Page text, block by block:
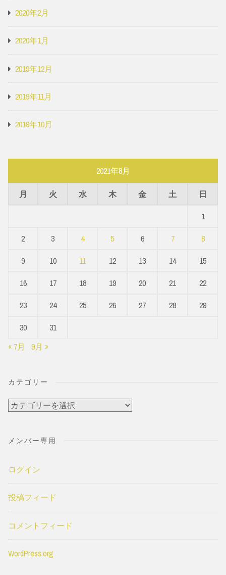
2020年2月
2020年1月
2019年12月
2019年11月
2019年10月
2021年8月
月 火 水 木 金 土
日
1
2
3 4 5 6 7
8
9
10 11 12 13 14
15
16
17 18 19 20 21
22
23
24 25 26 27 28
29
30
31
« 7月
9月 »
カテゴリー
カ
ゴ
ー
メンバー専用
ログイン
投稿フィード
コメントフィード
WordPress.org